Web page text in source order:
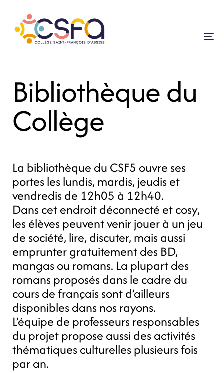
Bibliothèque du
Collège
La bibliothèque du CSF5 ouvre ses
portes les lundis, mardis, jeudis et
vendredis de 12h05 à 12h40.
Dans cet endroit déconnecté et cosy,
les élèves peuvent venir jouer à un jeu
de société, lire, discuter, mais aussi
emprunter gratuitement des BD,
mangas ou romans. La plupart des
romans proposés dans le cadre du
cours de français sont d’ailleurs
disponibles dans nos rayons.
L’équipe de professeurs responsables
du projet propose aussi des activités
thématiques culturelles plusieurs fois
par an.